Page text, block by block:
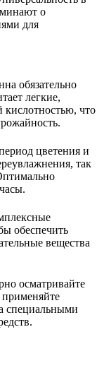
о
для
обязательно
легкие,
что
цветения и
так
обеспечить
вещества
осматривайте
специальными